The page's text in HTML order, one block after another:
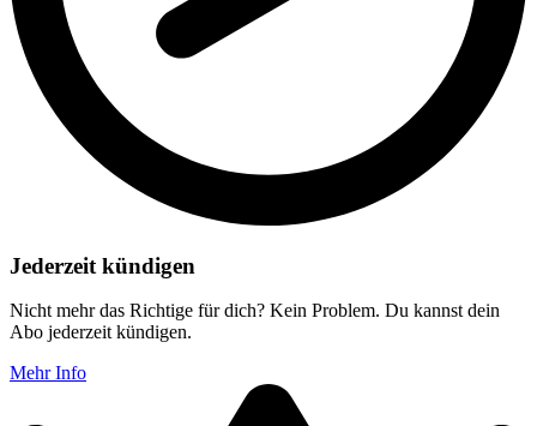
Jederzeit kündigen
Nicht mehr das Richtige für dich? Kein Problem. Du kannst dein
Abo jederzeit kündigen.
Mehr Info